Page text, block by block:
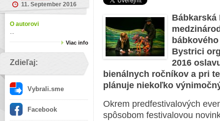
11. September 2016
O autorovi
Viac info
Zdieľaj:
Vybrali.sme
Facebook
Bábkarská
Bystrici
2016
bienálnych ročníkov a pri
plánuje niekoľko
Okrem predfestivalových
spôsobom festivalovou